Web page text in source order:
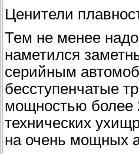
Ценители
Тем не менее надо
наметился
серийным
бесступенчатые
мощностью более
технических
на очень мощных